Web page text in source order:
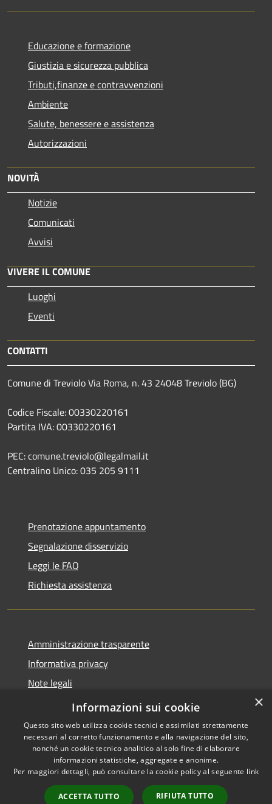
Educazione e formazione
Giustizia e sicurezza pubblica
Tributi,finanze e contravvenzioni
Ambiente
Salute, benessere e assistenza
Autorizzazioni
NOVITÀ
Notizie
Comunicati
Avvisi
VIVERE IL COMUNE
Luoghi
Eventi
CONTATTI
Comune di Treviolo Via Roma, n. 43 24048 Treviolo (BG)
Codice Fiscale: 00330220161
Partita IVA: 00330220161
PEC: comune.treviolo@legalmail.it
Centralino Unico:035 205 9111
Prenotazione appuntamento
Segnalazione disservizio
Leggi le FAQ
Richiesta assistenza
Amministrazione trasparente
Informativa privacy
Note legali
Dichiarazione di accessibilità
Accessibilità
Copyright © 2026 • Comune di
Treviolo • Powered by
Municipium•
Accesso
×
Informazioni sui cookie
Questo sito web utilizza cookie tecnici e assimilati strettamente
necessari al corretto funzionamento e alla navigazione del sito,
nonché un cookie tecnico analitico al solo fine di elaborare
informazioni statistiche, aggregate e anonime.
Per maggiori dettagli, può consultare la cookie policy al seguente link
ACCETTA TUTTO RIFIUTA TUTTO